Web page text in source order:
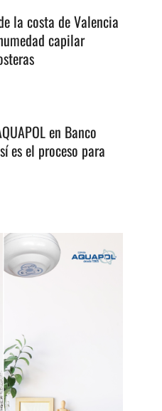
la costa de Valencia
capilar
en Banco
es el proceso para